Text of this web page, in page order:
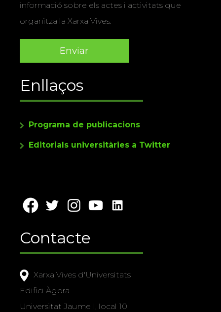
informació sobre els actes i activitats que
organitza la Xarxa Vives.
Enllaços
Programa de publicacions
Editorials universitàries a Twitter
Contacte
Xarxa Vives d'Universitats
Edifici Àgora
Universitat Jaume I, local 10